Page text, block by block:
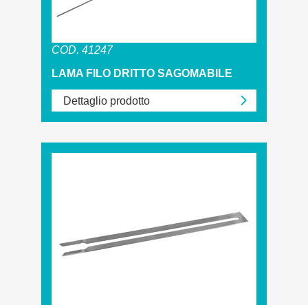
COD. 41247
LAMA FILO DRITTO SAGOMABILE
Dettaglio prodotto